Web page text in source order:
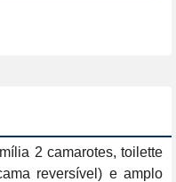
2 camarotes, toilette
reversível) e amplo